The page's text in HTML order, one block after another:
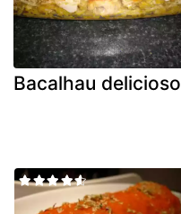
Bacalhau delicioso